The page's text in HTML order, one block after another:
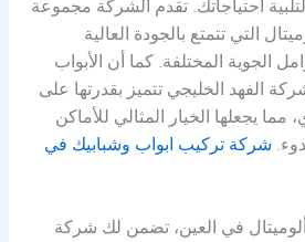
احتياجاتك. تقدم الشركة مجموعة
التي تتمتع بالجودة العالية
الجوية المختلفة. كما أن الأبواب
الفهد الخليجي تتميز بقدرتها على
يجعلها الخيار المثالي للأماكن
شركة تركيب ابواب وشبابيك في
في العين، تضمن لك شركة